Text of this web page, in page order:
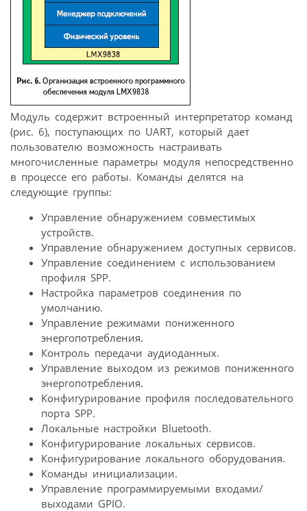
Модуль содержит встроенный интерпретатор команд
(рис. 6), поступающих по UART, который дает
пользователю возможность настраивать
многочисленные параметры модуля непосредственно
в процессе его работы. Команды делятся на
следующие группы:
Управление обнаружением совместимых
устройств.
Управление обнаружением доступных сервисов.
Управление соединением с использованием
профиля SPP.
Настройка параметров соединения по
умолчанию.
Управление режимами пониженного
энергопотребления.
Контроль передачи аудиоданных.
Управление выходом из режимов пониженного
энергопотребления.
Конфигурирование профиля последовательного
порта SPP.
Локальные настройки Bluetooth.
Конфигурирование локальных сервисов.
Конфигурирование локального оборудования.
Команды инициализации.
Управление программируемыми входами/
выходами GPIO.